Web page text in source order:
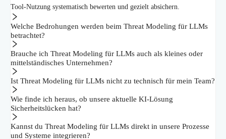
Tool-Nutzung systematisch bewerten und gezielt absichern.
Welche Bedrohungen werden beim Threat Modeling für LLMs
betrachtet?
Brauche ich Threat Modeling für LLMs auch als kleines oder
mittelständisches Unternehmen?
Ist Threat Modeling für LLMs nicht zu technisch für mein Team?
Wie finde ich heraus, ob unsere aktuelle KI-Lösung
Sicherheitslücken hat?
Kannst du Threat Modeling für LLMs direkt in unsere Prozesse
und Systeme integrieren?